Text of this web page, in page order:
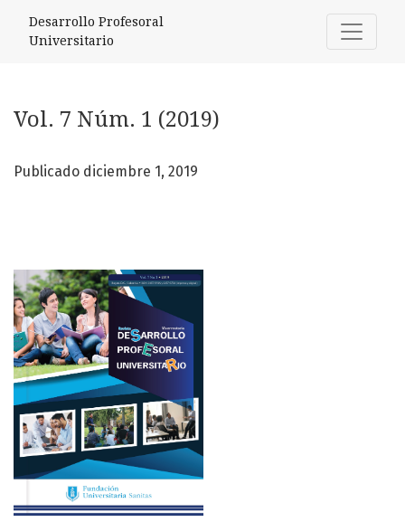
Desarrollo Profesoral
Universitario
Vol. 7 Núm. 1 (2019)
Publicado diciembre 1, 2019